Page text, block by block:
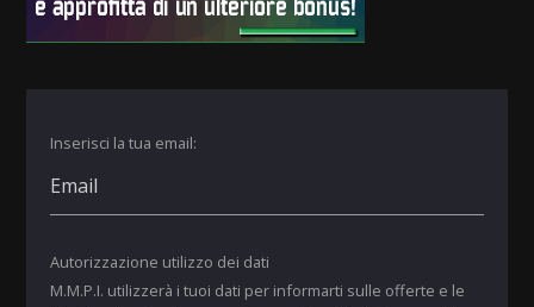
Inserisci la tua email:
Autorizzazione utilizzo dei dati
M.M.P.I. utilizzerà i tuoi dati per informarti sulle offerte e le